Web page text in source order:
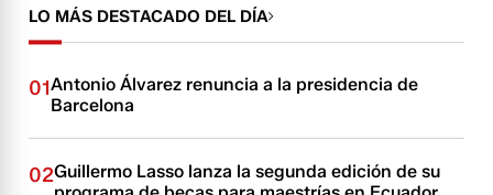
LO MÁS DESTACADO DEL DÍA
01Antonio Álvarez renuncia a la presidencia de
Barcelona
02Guillermo Lasso lanza la segunda edición de su